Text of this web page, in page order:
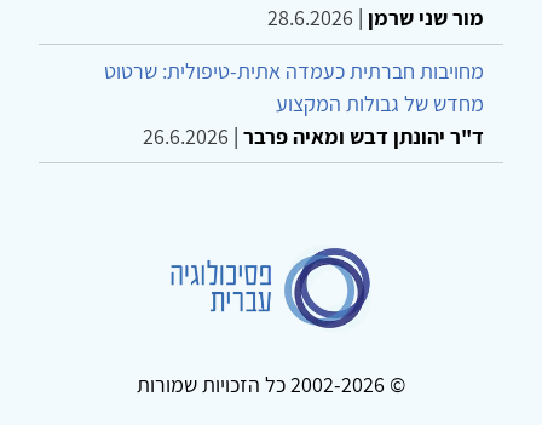
מור שני שרמן |
28.6.2026
מחויבות חברתית כעמדה אתית-טיפולית: שרטוט
מחדש של גבולות המקצוע
ד"ר יהונתן דבש ומאיה פרבר |
26.6.2026
© 2002-2026 כל הזכויות שמורות